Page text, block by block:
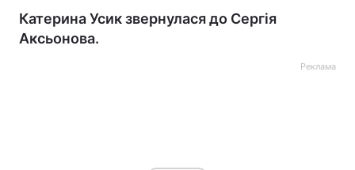
Катерина Усик звернулася до Сергія
Аксьонова.
Реклама